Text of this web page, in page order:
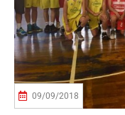
09/09/2018